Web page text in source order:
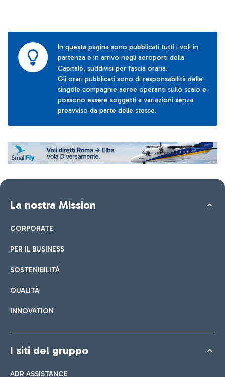
In questa pagina sono pubblicati tutti i voli in
partenza e in arrivo negli aeroporti della
Capitale, suddivisi per fascia oraria.
Gli orari pubblicati sono di responsabilità delle
singole compagnie aeree operanti sullo scalo e
possono essere soggetti a variazioni senza
preavviso da parte delle stesse.
La nostra Mission
CORPORATE
PER IL BUSINESS
SOSTENIBILITÀ
QUALITÀ
INNOVATION
I siti del gruppo
ADR ASSISTANCE